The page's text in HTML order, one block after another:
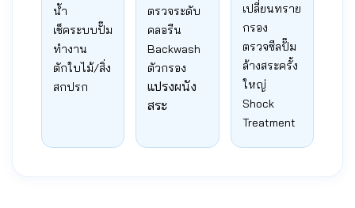
น้ำ
เช็คระบบปั๊ม
ทำงาน
ตักใบไม้/สิ่ง
สกปรก
ตรวจระดับ
คลอรีน
Backwash
ตัวกรอง
แปรงผนัง
สระ
เปลี่ยนทราย
กรอง
ตรวจซีลปั๊ม
ล้างสระครั้ง
ใหญ่
Shock
Treatment